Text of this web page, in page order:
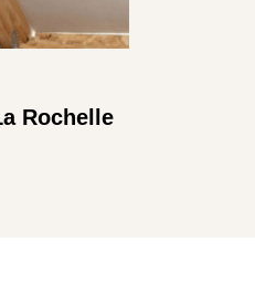
Rochelle